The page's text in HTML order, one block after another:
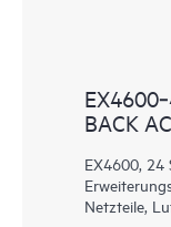
BACK AC
EX4600, 24
Netzteile,